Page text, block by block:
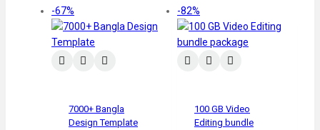
-67%
7000+ Bangla
Design Template
-82%
100 GB Video
Editing bundle